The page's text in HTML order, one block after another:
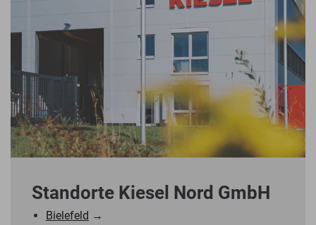
Standorte Kiesel Nord GmbH
Bielefeld →